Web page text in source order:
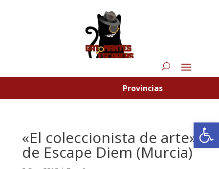
Provincias
«El coleccionista de arte»
de Escape Diem (Murcia)